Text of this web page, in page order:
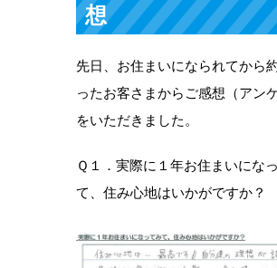
想
先日、お住まいになられてから
ったお客さまからご感想（アンケ
をいただきました。
Ｑ１．実際に１年お住まいにな
て、住み心地はいかがですか？